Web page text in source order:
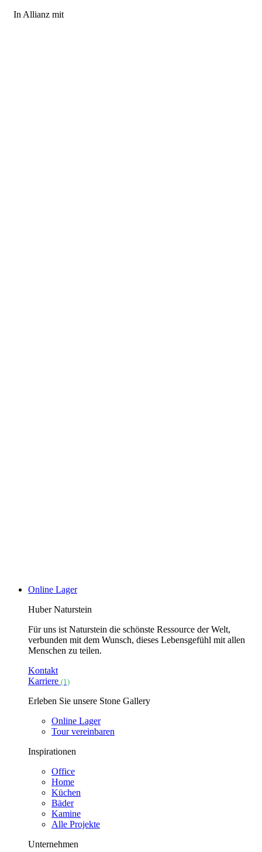
In Allianz mit
Online Lager
Huber Naturstein
Für uns ist Naturstein die schönste Ressource der Welt,
verbunden mit dem Wunsch, dieses Lebensgefühl mit allen
Menschen zu teilen.
Kontakt
Karriere (1)
Erleben Sie unsere Stone Gallery
Online Lager
Tour vereinbaren
Inspirationen
Office
Home
Küchen
Bäder
Kamine
Alle Projekte
Unternehmen